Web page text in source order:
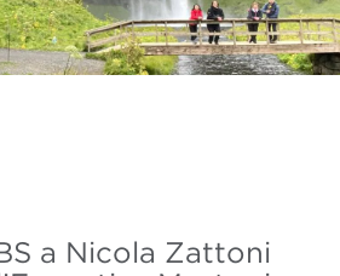
a Nicola Zattoni